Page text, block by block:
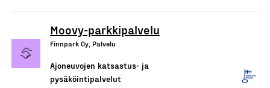
Moovy-parkkipalvelu
Finnpark Oy, Palvelu
Ajoneuvojen katsastus- ja
pysäköintipalvelut